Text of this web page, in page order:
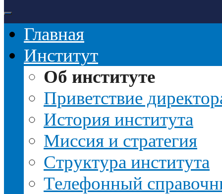
Главная
Институт
Об институте
Приветствие
История института
Миссия и стратегия
Структура института
Телефонный